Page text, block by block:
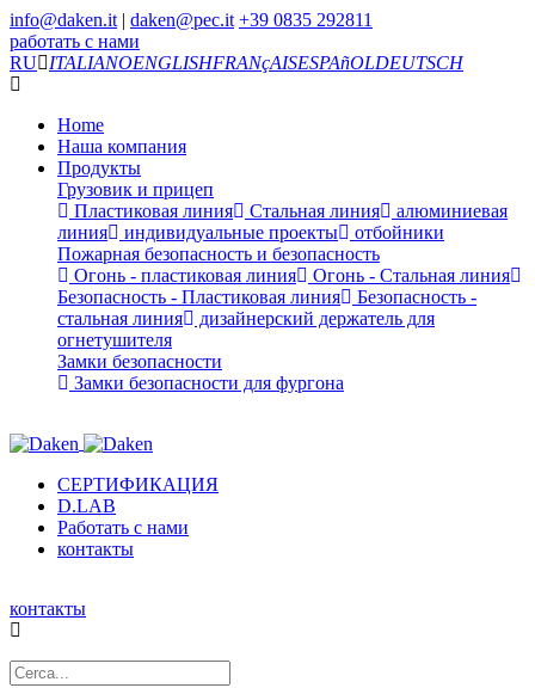
info@daken.it | daken@pec.it +39 0835 292811
работать с нами
RU
ITALIANOENGLISHFRANçAISESPAñOLDEUTSCH
Home
Наша компания
Продукты
Грузовик и прицеп
Пластиковая линия
Стальная линия
алюминиевая
линия
индивидуальные проекты
отбойники
Пожарная безопасность и безопасность
Огонь - пластиковая линия
Огонь - Стальная линия
Безопасность - Пластиковая линия
Безопасность -
стальная линия
дизайнерский держатель для
огнетушителя
Замки безопасности
Замки безопасности для фургона
СЕРТИФИКАЦИЯ
D.LAB
Работать с нами
контакты
контакты